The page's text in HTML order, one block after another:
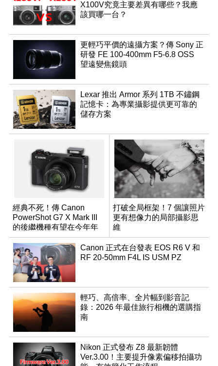
X100V究竟主要差異有哪些？我應
該買哪一台？
更輕巧平價的遠攝方案？傳 Sony 正
研發 FE 100-400mm F5-6.8 OSS
望遠變焦鏡頭
Lexar 推出 Armor 系列 1TB 不鏽鋼
記憶卡：為專業攝影提供更可靠的
儲存方案
經典不死！傳 Canon
PowerShot G7 X Mark III
的後繼機種有望在今年年
底前推出？
打破全局框架！7 個讓照片
更有想像力的局部攝影思
維
Canon 正式在台發表 EOS R6 V 和
RF 20-50mm F4L IS USM PZ
輕巧、高倍率、全片幅到影音記
錄：2026 年最佳旅行相機的選購指
南
Nikon 正式發布 Z8 最新韌體
Ver.3.00！主要提升像素偏移拍攝功